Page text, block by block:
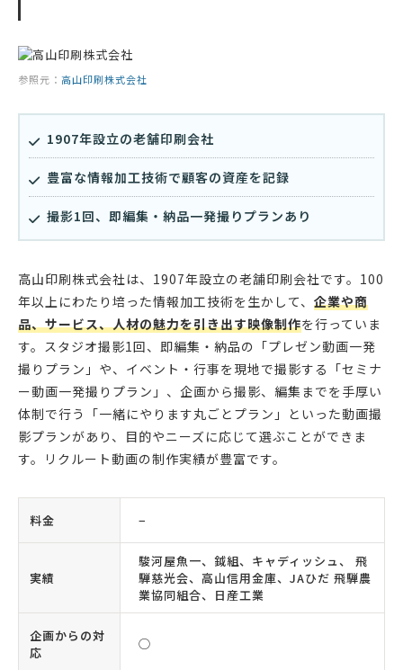
参照元： 高山印刷株式会社
1907年設立の老舗印刷会社
豊富な情報加工技術で顧客の資産を記録
撮影1回、即編集・納品一発撮りプランあり
高山印刷株式会社は、1907年設立の老舗印刷会社です。100
年以上にわたり培った情報加工技術を生かして、 企業や商
品、サービス、人材の魅力を引き出す映像制作を行っていま
す。スタジオ撮影1回、即編集・納品の「プレゼン動画一発
撮りプラン」や、イベント・行事を現地で撮影する「セミナ
ー動画一発撮りプラン」、企画から撮影、編集までを手厚い
体制で行う「一緒にやります丸ごとプラン」といった動画撮
影プランがあり、目的やニーズに応じて選ぶことができま
す。リクルート動画の制作実績が豊富です。
料金 −
実績
駿河屋魚一、鉞組、キャディッシュ、 飛
騨慈光会、高山信用金庫、JAひだ 飛騨農
業協同組合、日産工業
企画からの対
応
◯